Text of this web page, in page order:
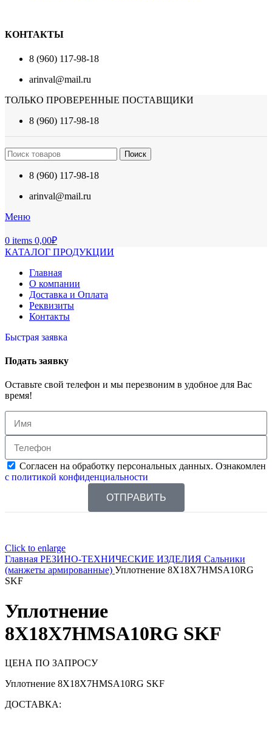
КОНТАКТЫ
8 (960) 117-98-18
arinval@mail.ru
ТОЛЬКО ПРОВЕРЕННЫЕ ПОСТАВЩИКИ
8 (960) 117-98-18
Поиск
8 (960) 117-98-18
arinval@mail.ru
Меню
0 items 0,00₽
КАТАЛОГ ПРОДУКЦИИ
Главная
О компании
Доставка и Оплата
Реквизиты
Контакты
Быстрая заявка
Подать заявку
Оставьте свой телефон и мы перезвоним в удобное для Вас
время!
Согласен на обработку персональных данных. Ознакомлен
с политикой конфиденциальности
ОТПРАВИТЬ
Click to enlarge
Главная РЕЗИНО-ТЕХНИЧЕСКИЕ ИЗДЕЛИЯ Сальники
(манжеты армированные) Уплотнение 8X18X7HMSA10RG
SKF
Уплотнение
8X18X7HMSA10RG SKF
ЦЕНА ПО ЗАПРОСУ
Уплотнение 8X18X7HMSA10RG SKF
ДОСТАВКА: